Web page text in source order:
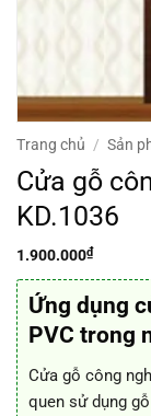
Trang chủ / Sản
Cửa gỗ
KD.1036
1.900.000₫
Ứng dụng
PVC trong
Cửa gỗ công
quen sử dụng